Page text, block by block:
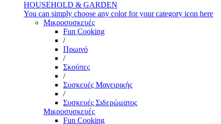
HOUSEHOLD & GARDEN
You can simply choose any color for your category icon here
Μικροσυσκευές
Fun Cooking
/
Πρωινό
/
Σκούπες
/
Συσκευές Μαγειρικής
/
Συσκευές Σιδερώματος
Μικροσυσκευές
Fun Cooking